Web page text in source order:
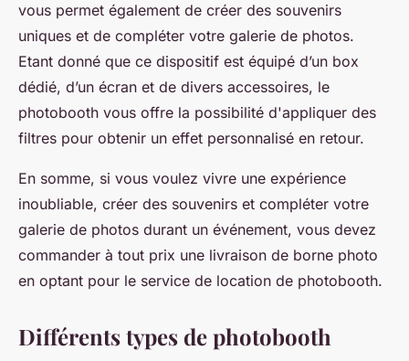
vous permet également de créer des souvenirs
uniques et de compléter votre galerie de photos.
Etant donné que ce dispositif est équipé d’un box
dédié, d’un écran et de divers accessoires, le
photobooth vous offre la possibilité d'appliquer des
filtres pour obtenir un effet personnalisé en retour.
En somme, si vous voulez vivre une expérience
inoubliable, créer des souvenirs et compléter votre
galerie de photos durant un événement, vous devez
commander à tout prix une livraison de borne photo
en optant pour le service de location de photobooth.
Différents types de photobooth